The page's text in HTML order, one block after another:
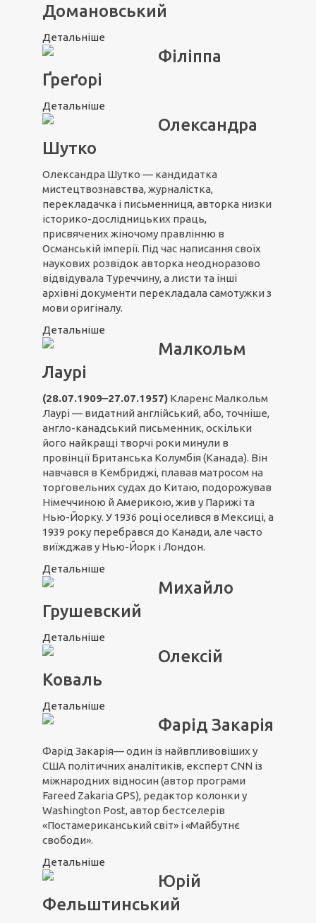
Домановський
Детальніше
Філіппа
Ґреґорі
Детальніше
Олександра
Шутко
Олександра Шутко — кандидатка
мистецтвознавства, журналістка,
перекладачка і письменниця, авторка низки
історико-дослідницьких праць,
присвячених жіночому правлінню в
Османській імперії. Під час написання своїх
наукових розвідок авторка неодноразово
відвідувала Туреччину, а листи та інші
архівні документи перекладала самотужки з
мови оригіналу.
Детальніше
Малкольм
Лаурі
(28.07.1909–27.07.1957) Кларенс Малкольм
Лаурі — видатний англійський, або, точніше,
англо-канадський письменник, оскільки
його найкращі творчі роки минули в
провінції Британська Колумбія (Канада). Він
навчався в Кембриджі, плавав матросом на
торговельних судах до Китаю, подорожував
Німеччиною й Америкою, жив у Парижі та
Нью-Йорку. У 1936 році оселився в Мексиці, а
1939 року перебрався до Канади, але часто
виїжджав у Нью-Йорк і Лондон.
Детальніше
Михайло
Грушевский
Детальніше
Олексій
Коваль
Детальніше
Фарід Закарія
Фарід Закарія— один із найвпливовіших у
США політичних аналітиків, експерт CNN із
міжнародних відносин (автор програми
Fareed Zakaria GPS), редактор колонки у
Washington Post, автор бестселерів
«Постамериканський світ» і «Майбутнє
свободи».
Детальніше
Юрій
Фельштинський